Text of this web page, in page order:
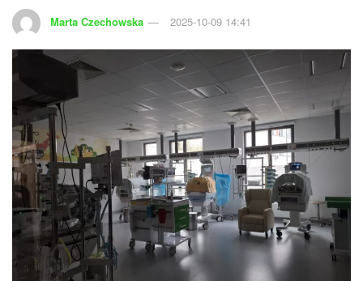
Marta Czechowska 2025-10-09 14:41